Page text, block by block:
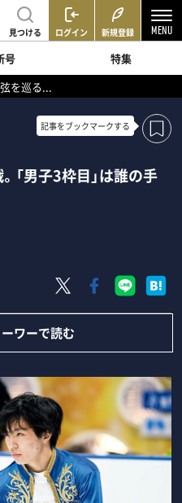
見つける ログイン 新規登録
号
特集
を巡る...
記事をブックマークする
「男子3枠目」は誰の手
ワーで読む